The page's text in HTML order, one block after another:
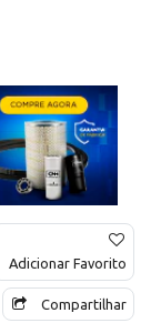
Adicionar Favorito
Compartilhar